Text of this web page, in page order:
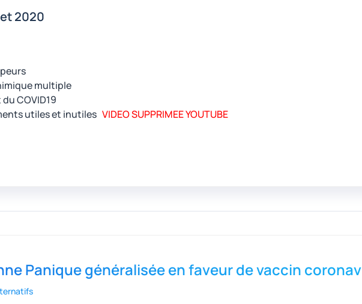
2020
multiple
COVID19
utiles et inutiles VIDEO SUPPRIMEE YOUTUBE
Panique généralisée en faveur de vaccin